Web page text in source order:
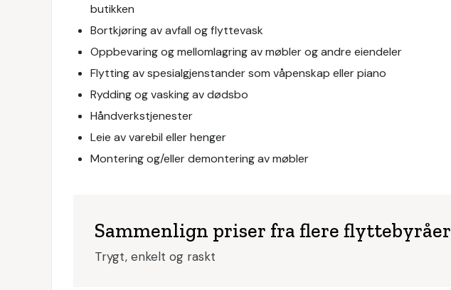
butikken
Bortkjøring av avfall og flyttevask
Oppbevaring og mellomlagring av møbler og andre eiendeler
Flytting av spesialgjenstander som våpenskap eller piano
Rydding og vasking av dødsbo
Håndverkstjenester
Leie av varebil eller henger
Montering og/eller demontering av møbler
Sammenlign priser fra flere flyttebyråer
Trygt, enkelt og raskt